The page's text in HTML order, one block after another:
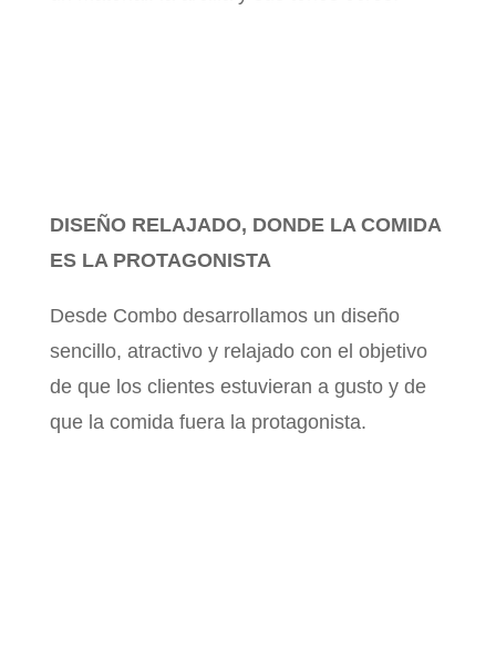
DISEÑO RELAJADO, DONDE LA COMIDA
ES LA PROTAGONISTA
Desde Combo desarrollamos un diseño
sencillo, atractivo y relajado con el objetivo
de que los clientes estuvieran a gusto y de
que la comida fuera la protagonista.